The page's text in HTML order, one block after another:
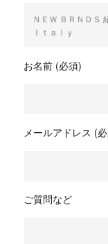
お名前 (必須)
メールアドレス (
ご質問など